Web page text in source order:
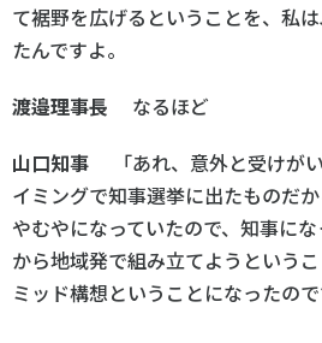
て裾野を広げるということを、私
たんですよ。
渡邉理事長 なるほど
山口知事 「あれ、意外と受けが
イミングで知事選挙に出たものだ
やむやになっていたので、知事に
から地域発で組み立てようという
ミッド構想ということになったので